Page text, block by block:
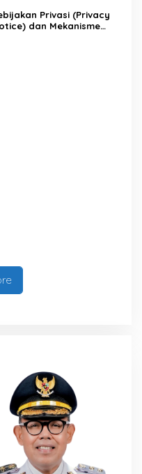
Privasi (Privacy
dan Mekanisme